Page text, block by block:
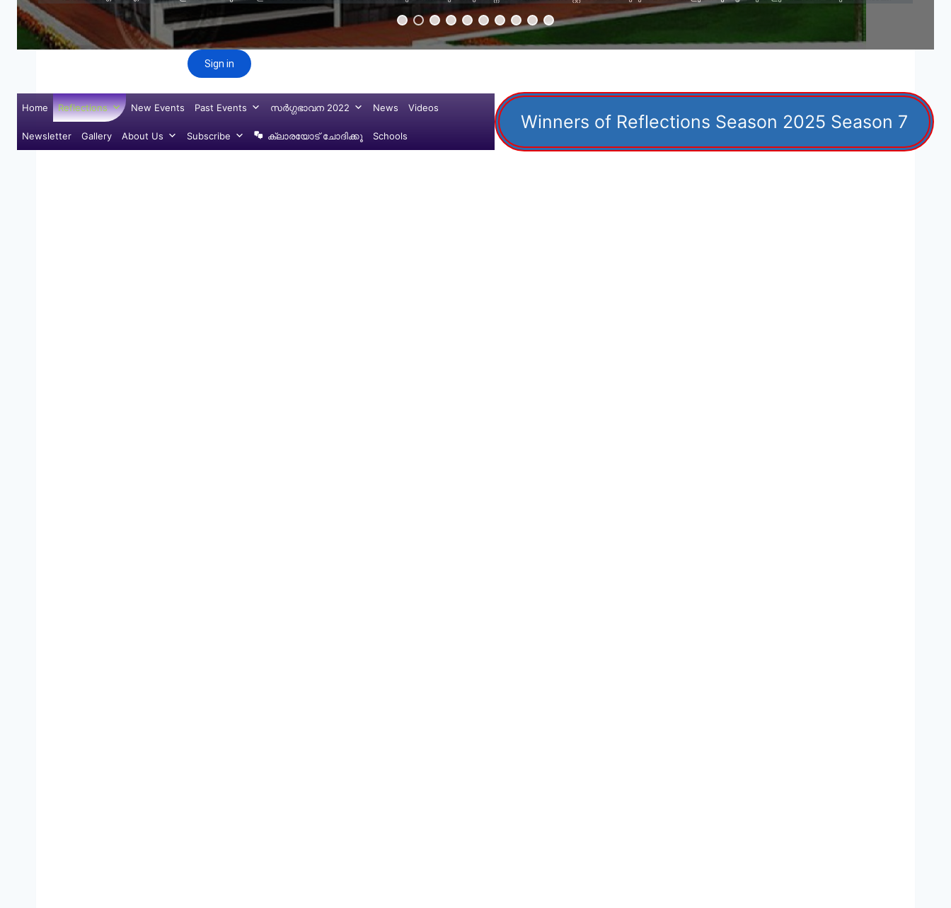
Home Reflections New Events Past Events സർഗ്ഗഭാവന 2022 News Videos
Newsletter Gallery About Us Subscribe ക്ലാരയോട് ചോദിക്കൂ Schools
Winners of Reflections Season 2025 Season 7